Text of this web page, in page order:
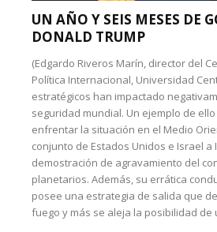
UN AÑO Y SEIS MESES DE
DONALD TRUMP
(Edgardo Riveros Marín, director del
Política Internacional, Universidad
estratégicos han impactado
seguridad mundial. Un ejemplo de
enfrentar la situación en el Medio
conjunto de Estados Unidos e Israel a
demostración de agravamiento del
planetarios. Además, su errática
posee una estrategia de salida que
fuego y más se aleja la posibilidad de